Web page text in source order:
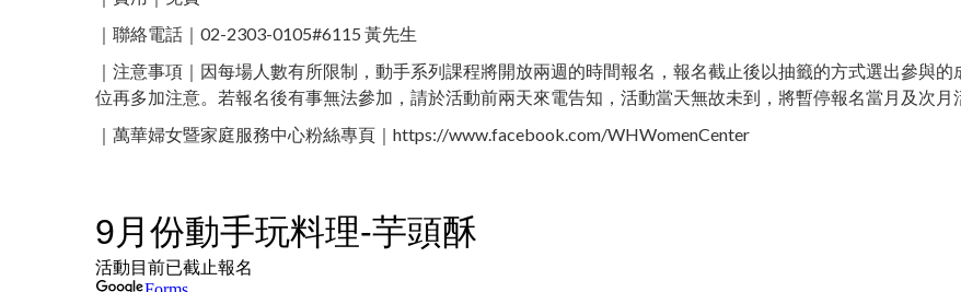
｜聯絡電話｜02-2303-0105#6115 黃先生 ​
｜注意事項｜因每場人數有所限制，動手系列課程將開放兩週的時間報名，報名截止後以抽籤的方式選出參與
位再多加注意。若報名後有事無法參加，請於活動前兩天來電告知，活動當天無故未到，將暫停報名當月及次月
｜萬華婦女暨家庭服務中心粉絲專頁｜https://www.facebook.com/WHWomenCenter